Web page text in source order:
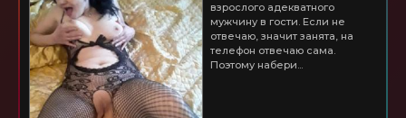
взрослого адекватного
мужчину в гости. Если не
отвечаю, значит занята, на
телефон отвечаю сама.
Поэтому набери...